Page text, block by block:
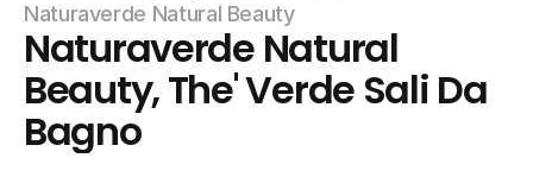
Naturaverde Natural Beauty
Naturaverde Natural
Beauty, The' Verde Sali Da
Bagno